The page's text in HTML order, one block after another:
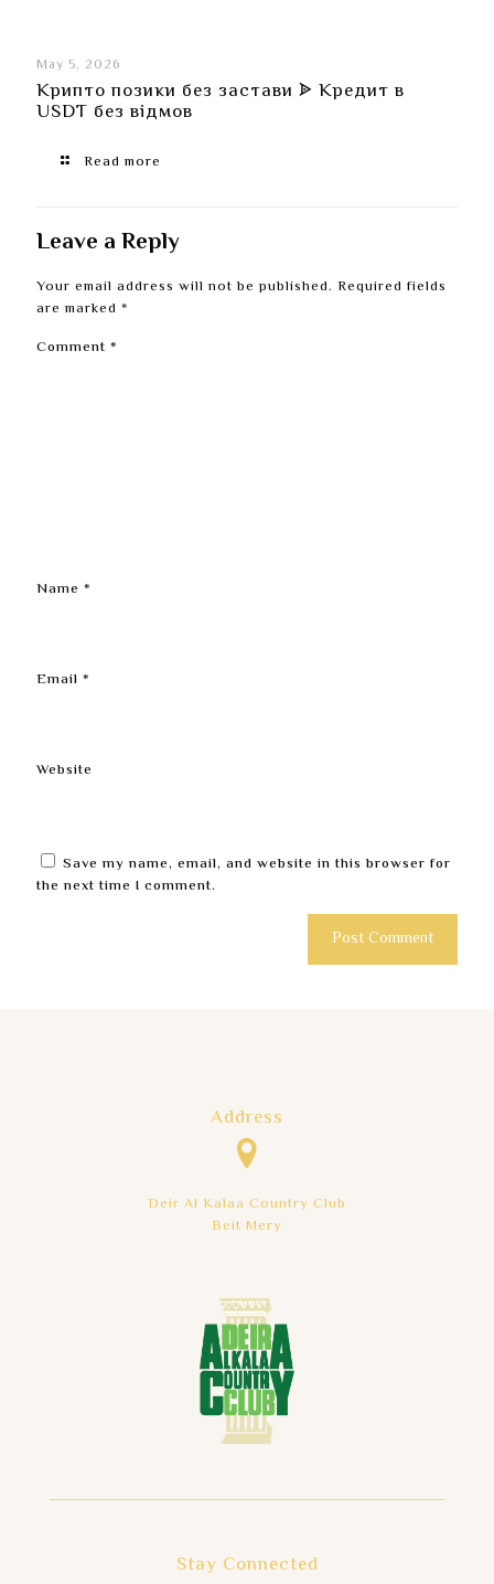
May 5, 2026
Крипто позики без застави ᗎ Кредит в
USDT без відмов
Read more
Leave a Reply
Your email address will not be published. Required fields
are marked *
Comment *
Name *
Email *
Website
Save my name, email, and website in this browser for
the next time I comment.
Address
Deir Al Kalaa Country Club
Beit Mery
Stay Connected